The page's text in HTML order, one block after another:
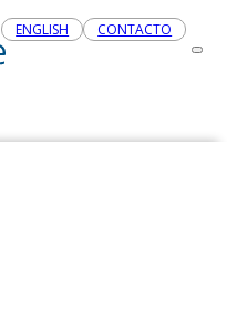
ENGLISH CONTACTO